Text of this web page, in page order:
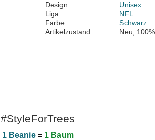
Design:
Unisex
Liga:
NFL
Farbe:
Schwarz
Artikelzustand:
Neu;
#StyleForTrees
1 Beanie= 1 Baum